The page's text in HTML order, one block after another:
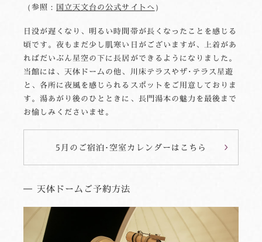
（参照： 国立天文台の公式サイトへ ）
日没が遅くなり、明るい時間帯が長くなったことを感じる
頃です。夜もまだ少し肌寒い日がございますが、上着があ
ればだいぶん星空の下に長居ができるようになりました。
当館には、天体ドームの他、川床テラスやザ･テラス星遊
と、各所に夜風を感じられるスポットをご用意しておりま
す。湯あがり後のひとときに、長門湯本の魅力を最後まで
お愉しみくださいませ。
5月のご宿泊･空室カレンダーはこちら
天体ドームご予約方法